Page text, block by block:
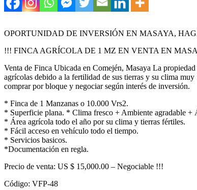
OPORTUNIDAD DE INVERSIÓN EN MASAYA,
!!! FINCA AGRÍCOLA DE 1 MZ EN VENTA EN
Venta de Finca Ubicada en Comején, Masaya La
agrícolas debido a la fertilidad de sus tierras y su clima
comprar por bloque y negociar según interés de inversión.
* Finca de 1 Manzanas o 10.000 Vrs2.
* Superficie plana. * Clima fresco + Ambiente agradable +
* Área agrícola todo el año por su clima y tierras fértiles.
* Fácil acceso en vehículo todo el tiempo.
* Servicios basicos.
*Documentación en regla.
Precio de venta: US $ 15,000.00 – Negociable !!!
Código: VFP-48